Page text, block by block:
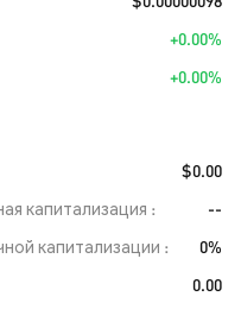
+0.00%
+0.00%
$0.00
капитализация
--
капитализации
0%
0.00